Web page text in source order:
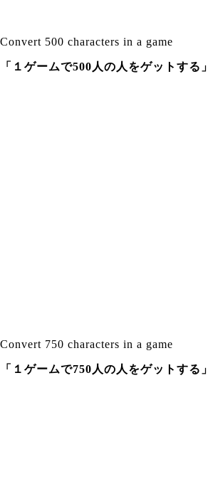
Convert 500 characters in a game
「１ゲームで500人の人をゲットする」
Convert 750 characters in a game
「１ゲームで750人の人をゲットする」